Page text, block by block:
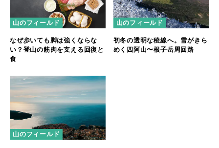
山のフィールド
なぜ歩いても脚は強くならな
い？登山の筋肉を支える回復と
食
山のフィールド
初冬の透明な稜線へ。雪がきら
めく四阿山〜根子岳周回路
山のフィールド